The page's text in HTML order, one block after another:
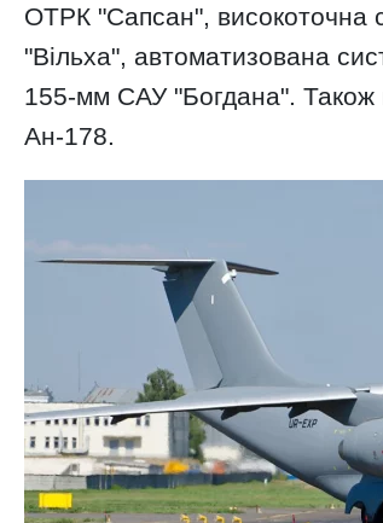
ОТРК "Сапсан", високоточна
"Вільха", автоматизована
155-мм САУ "Богдана". Також
Ан-178.